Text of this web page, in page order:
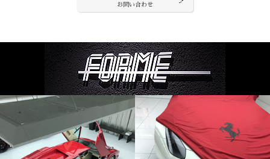
お問い合わせ